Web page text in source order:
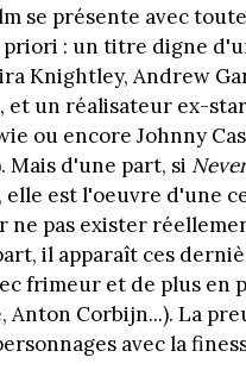
se présente avec
: un titre digne
Knightley, Andrew
et un réalisateur ex-
ou encore Johnny
Mais d'une part, si
est l'oeuvre d'une
ne pas exister
il apparaît ces
frimeur et de plus en
Corbijn...). La
avec la